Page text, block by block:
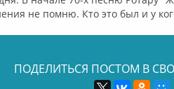
не помню. Кто это был и у
ПОДЕЛИТЬСЯ ПОСТОМ В